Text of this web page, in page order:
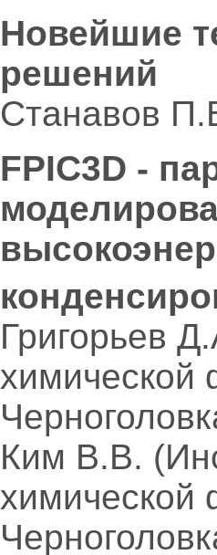
Новейшие
решений
Станавов
FPIC3D -
Григорьев
химической
Ким В.В.
химической